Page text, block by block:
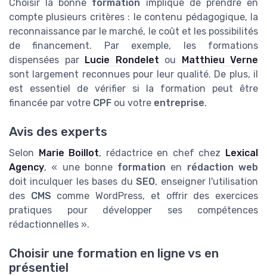
Choisir la bonne formation implique de prendre en
compte plusieurs critères : le contenu pédagogique, la
reconnaissance par le marché, le coût et les possibilités
de financement. Par exemple, les formations
dispensées par Lucie Rondelet ou Matthieu Verne
sont largement reconnues pour leur qualité. De plus, il
est essentiel de vérifier si la formation peut être
financée par votre CPF ou votre entreprise.
Avis des experts
Selon Marie Boillot, rédactrice en chef chez Lexical
Agency, « une bonne formation en rédaction web
doit inculquer les bases duSEO, enseigner l'utilisation
des CMS comme WordPress, et offrir des exercices
pratiques pour développer ses compétences
rédactionnelles ».
Choisir une formation en ligne vs en
présentiel